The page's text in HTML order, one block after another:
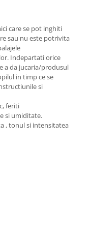
care se pot inghiti
sau nu este potrivita
Indepartati orice
a da jucaria/produsul
in timp ce se
si
feriti
si umiditate.
, tonul si intensitatea